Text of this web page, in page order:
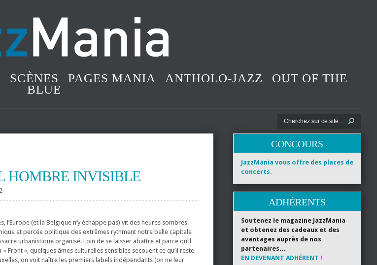
SCÈNES PAGES MANIA ANTHOLO-JAZZ
OUT OF THE
BLUE
HOMBRE INVISIBLE
l’Europe (et la Belgique n’y échappe pas) vit des heures sombres.
et percée politique des extrêmes rythment notre belle capitale
urbanistique organisé. Loin de se laisser abattre et parce qu’il
Front », quelques âmes culturelles sensibles secouent ce qu’il reste
on voit naître les premiers labels indépendants (on ne leur
CONCOURS
JazzMania vous offre des places de
concerts.
ADHÉRENTS
Soutenez le magazine JazzMania
et obtenez des cadeaux et des
avantages auprès de nos
partenaires…
EN DEVENANT ADHÉRENT !